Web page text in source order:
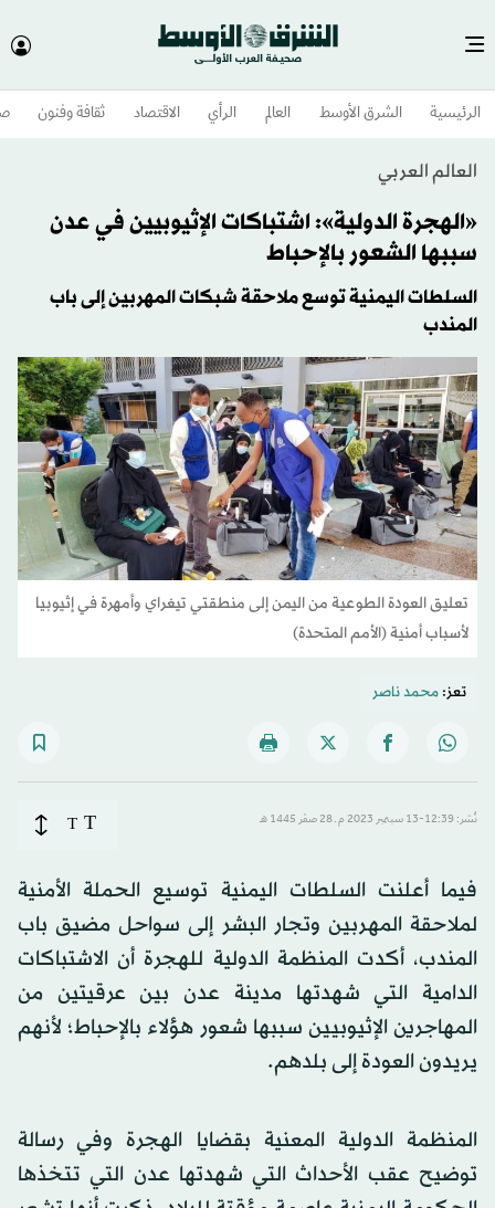
الرئيسية الشرق الأوسط​ العالم الرأي الاقتصاد ثقافة وفنون
العالم العربي
«الهجرة الدولية»: اشتباكات الإثيوبيين في عدن
سببها الشعور بالإحباط
السلطات اليمنية توسع ملاحقة شبكات المهربين إلى باب
المندب
تعليق العودة الطوعية من اليمن إلى منطقتي تيغراي وأمهرة في إثيوبيا
لأسباب أمنية (الأمم المتحدة)
تعز:محمد ناصر
نُشر: 12:39-13 سبتمبر 2023 م ـ 28 صفَر 1445 هـ T
T
فيما أعلنت السلطات اليمنية توسيع الحملة الأمنية
لملاحقة المهربين وتجار البشر إلى سواحل مضيق باب
المندب، أكدت المنظمة الدولية للهجرة أن الاشتباكات
الدامية التي شهدتها مدينة عدن بين عرقيتين من
المهاجرين الإثيوبيين سببها شعور هؤلاء بالإحباط؛ لأنهم
يريدون العودة إلى بلدهم.
المنظمة الدولية المعنية بقضايا الهجرة وفي رسالة
توضيح عقب الأحداث التي شهدتها عدن التي تتخذها